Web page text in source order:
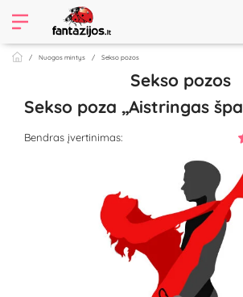
Nuogos mintys Sekso pozos
Sekso pozos
Sekso poza „Aistringas
Bendras įvertinimas: